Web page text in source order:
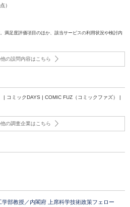
）
満足度評価項目のほか、該当サービスの利用状況や検討内
の設問内容はこちら
| コミックDAYS | COMIC FUZ（コミックファズ） |
の調査企業はこちら
学部教授／内閣府 上席科学技術政策フェロー